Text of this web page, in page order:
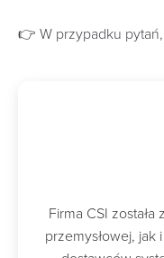
👉 W przypadku
Firma CSI
przemysłowej,